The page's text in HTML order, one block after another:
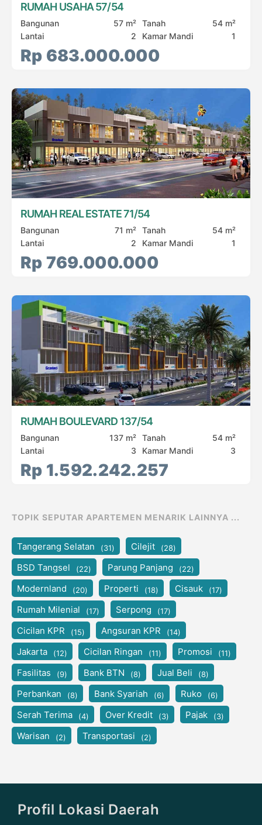
RUMAH USAHA 57/54
Bangunan 57 m² Tanah
54 m²
Lantai
2 Kamar Mandi 1
Rp 683.000.000
RUMAH REAL ESTATE 71/54
Bangunan 71 m² Tanah
54 m²
Lantai
2 Kamar Mandi 1
Rp 769.000.000
RUMAH BOULEVARD 137/54
Bangunan 137 m² Tanah
54 m²
Lantai
3 Kamar Mandi 3
Rp 1.592.242.257
TOPIK SEPUTAR APARTEMEN MENARIK LAINNYA ...
Tangerang Selatan (31) Cilejit (28)
BSD Tangsel (22) Parung Panjang (22)
Modernland (20) Properti (18) Cisauk (17)
Rumah Milenial (17) Serpong (17)
Cicilan KPR (15) Angsuran KPR (14)
Jakarta (12) Cicilan Ringan (11) Promosi (11)
Fasilitas (9) Bank BTN (8) Jual Beli (8)
Perbankan (8) Bank Syariah (6) Ruko (6)
Serah Terima (4) Over Kredit (3) Pajak (3)
Warisan (2) Transportasi (2)
Profil Lokasi Daerah